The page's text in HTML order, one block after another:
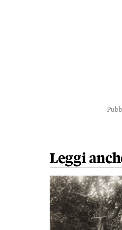
Leggi